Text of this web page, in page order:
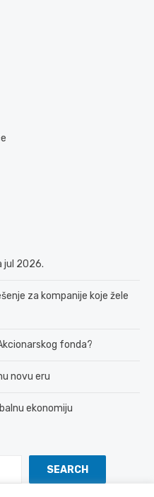
jul 2026.
za kompanije koje žele
fonda?
novu eru
ekonomiju
SEARCH